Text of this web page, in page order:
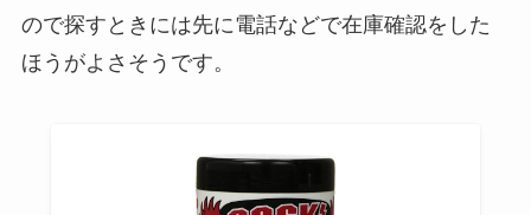
ので探すときには先に電話などで在庫確認をした
ほうがよさそうです。